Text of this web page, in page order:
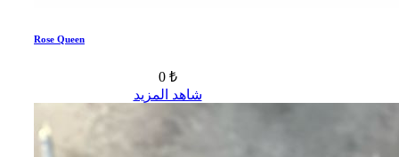
Rose Queen
0 ₺
شاهد المزيد